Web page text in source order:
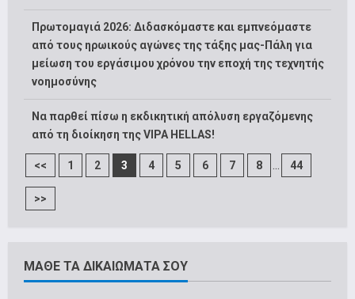
Πρωτομαγιά 2026: Διδασκόμαστε και εμπνεόμαστε
από τους ηρωικούς αγώνες της τάξης μας-Πάλη για
μείωση του εργάσιμου χρόνου την εποχή της τεχνητής
νοημοσύνης
Να παρθεί πίσω η εκδικητική απόλυση εργαζόμενης
από τη διοίκηση της VIPA HELLAS!
<< 1 2 3 4 5 6 7 8 ... 44
>>
ΜΑΘΕ ΤΑ ΔΙΚΑΙΩΜΑΤΑ ΣΟΥ